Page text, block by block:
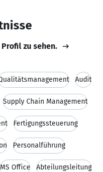
zu sehen.
Audit
Supply Chain Management
Fertigungssteuerung
Personalführung
MS Office Abteilungsleitung